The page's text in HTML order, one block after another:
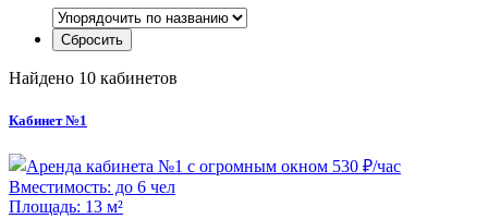
Найдено 10 кабинетов
Кабинет №1
Вместимость: до 6 чел
Площадь: 13 м²